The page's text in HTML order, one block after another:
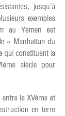
jusqu’à
exemples
au Yémen est
« Manhattan du
qui constituent la
siècle pour
le XVème et
en terre